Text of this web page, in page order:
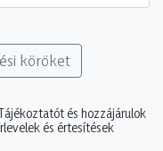
köröket
és hozzájárulok
és értesítések